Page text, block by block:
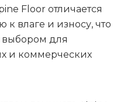
Floor отличается
к влаге и износу, что
выбором для
и коммерческих